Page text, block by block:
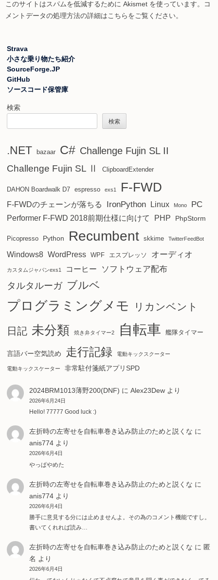
このサイトはスパムを低減するために Akismet を使っています。
コ
メントデータの処理方法の詳細はこちらをご覧ください。
Strava
小さな乗り物たち紹介
SourceForge.JP
GitHub
ソースコード保管庫
検索
検索
.NET bazaar C# Challenge Fujin SL II
Challenge Fujin SL Ⅱ ClipboardExtender
DAHON Boardwalk D7 espresso exs1 F-FWD
F-FWDのチェーンが落ちる IronPython Linux Mono PC
Performer F-FWD 2018前期仕様に向けて PHP PhpStorm
Picopresso Python Recumbent skkime TwitterFeedBot
Windows8 WordPress WPF エスプレッソ オーディオ
カスタムジャパンexs1 コーヒー ソフトウェア配布
タルタルーガ ブルベ
プログラミングメモ リカンベント
日記 未分類 焼き弁タイマー2 自転車 艦隊タイマー
言語バー空気読め 走行記録 電動キックスクーター
電動キックスケーター 非常駐付箋紙アプリSPD
2024BRM1013薄野200(DNF) に Alex23Dewより
2026年6月24日
Hello! 77777 Good luck :)
左折時の左寄せを自転車巻き込み防止のためと説くな に
anis774より
2026年6月4日
やっぱやめた
左折時の左寄せを自転車巻き込み防止のためと説くな に
anis774より
2026年6月4日
勝手に意見する分には止めませんよ。その為のコメント機能ですし。
書いてくれれば読み…
左折時の左寄せを自転車巻き込み防止のためと説くな に 匿
名 より
2026年6月4日